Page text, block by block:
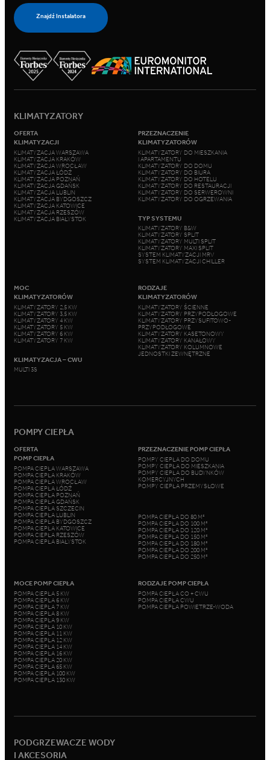
Znajdź Instalatora
KLIMATYZATORY
OFERTA
KLIMATYZACJI
KLIMATYZACJA WARSZAWA
KLIMATYZACJA KRAKÓW
KLIMATYZACJA WROCŁAW
KLIMATYZACJA ŁÓDŹ
KLIMATYZACJA POZNAŃ
KLIMATYZACJA GDAŃSK
KLIMATYZACJA LUBLIN
KLIMATYZACJA BYDGOSZCZ
KLIMATYZACJA KATOWICE
KLIMATYZACJA RZESZÓW
KLIMATYZACJA BIAŁYSTOK
PRZEZNACZENIE
KLIMATYZATORÓW
KLIMATYZATORY DO MIESZKANIA
I APARTAMENTU
KLIMATYZATORY DO DOMU
KLIMATYZATORY DO BIURA
KLIMATYZATORY DO HOTELU
KLIMATYZATORY DO RESTAURACJI
KLIMATYZATORY DO SERWEROWNI
KLIMATYZATORY DO OGRZEWANIA
TYP SYSTEMU
KLIMATYZATORY B&W
KLIMATYZATORY SPLIT
KLIMATYZATORY MULTI SPLIT
KLIMATYZATORY MAXI SPLIT
SYSTEM KLIMATYZACJI MRV
SYSTEM KLIMATYZACJI CHILLER
MOC
KLIMATYZATORÓW
KLIMATYZATORY 2,5 KW
KLIMATYZATORY 3,5 KW
KLIMATYZATORY 4 KW
KLIMATYZATORY 5 KW
KLIMATYZATORY 6 KW
KLIMATYZATORY 7 KW
KLIMATYZACJA – CWU
MULTI 3S
RODZAJE
KLIMATYZATORÓW
KLIMATYZATORY ŚCIENNE
KLIMATYZATORY PRZYPODŁOGOWE
KLIMATYZATORY PRZYSUFITOWO-
PRZYPODŁOGOWE
KLIMATYZATORY KASETONOWY
KLIMATYZATORY KANAŁOWY
KLIMATYZATORY KOLUMNOWE
JEDNOSTKI ZEWNĘTRZNE
POMPY CIEPŁA
OFERTA
POMP CIEPŁA
POMPA CIEPŁA WARSZAWA
POMPA CIEPŁA KRAKÓW
POMPA CIEPŁA WROCŁAW
POMPA CIEPŁA ŁÓDŹ
POMPA CIEPŁA POZNAŃ
POMPA CIEPŁA GDAŃSK
POMPA CIEPŁA SZCZECIN
POMPA CIEPŁA LUBLIN
POMPA CIEPŁA BYDGOSZCZ
POMPA CIEPŁA KATOWICE
POMPA CIEPŁA RZESZÓW
POMPA CIEPŁA BIAŁYSTOK
PRZEZNACZENIE POMP CIEPŁA
POMPY CIEPŁA DO DOMU
POMPY CIEPŁA DO MIESZKANIA
POMPY CIEPŁA DO BUDYNKÓW
KOMERCYJNYCH
POMPY CIEPŁA PRZEMYSŁOWE
POMPA CIEPŁA DO 80 M²
POMPA CIEPŁA DO 100 M²
POMPA CIEPŁA DO 120 M²
POMPA CIEPŁA DO 150 M²
POMPA CIEPŁA DO 180 M²
POMPA CIEPŁA DO 200 M²
POMPA CIEPŁA DO 250 M²
MOCE POMP CIEPŁA
POMPA CIEPŁA 5 KW
POMPA CIEPŁA 6 KW
POMPA CIEPŁA 7 KW
POMPA CIEPŁA 8 KW
POMPA CIEPŁA 9 KW
POMPA CIEPŁA 10 KW
POMPA CIEPŁA 11 KW
POMPA CIEPŁA 12 KW
POMPA CIEPŁA 14 KW
POMPA CIEPŁA 16 KW
POMPA CIEPŁA 20 KW
POMPA CIEPŁA 65 KW
POMPA CIEPŁA 100 KW
POMPA CIEPŁA 130 KW
RODZAJE POMP CIEPŁA
POMPA CIEPŁA CO + CWU
POMPA CIEPŁA CWU
POMPA CIEPŁA POWIETRZE-WODA
PODGRZEWACZE WODY
I AKCESORIA